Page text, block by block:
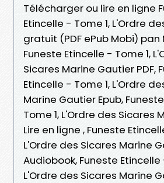
Télécharger ou lire en ligne
Etincelle - Tome 1, L'Ordre
gratuit (PDF ePub Mobi) pan
Funeste Etincelle - Tome 1,
Sicares Marine Gautier PDF,
Etincelle - Tome 1, L'Ordre
Marine Gautier Epub,
Tome 1, L'Ordre des Sicares
Lire en ligne , Funeste
L'Ordre des Sicares Marine
Audiobook, Funeste Etincelle
L'Ordre des Sicares Marine